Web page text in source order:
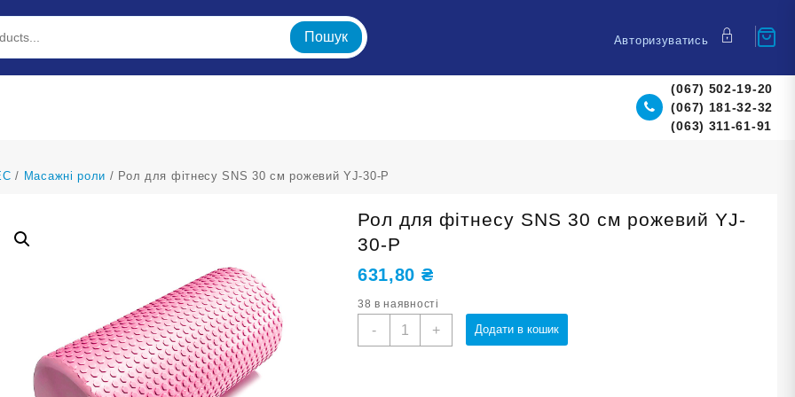
Пошук Авторизуватись
(067) 502-19-20
(067) 181-32-32
(063) 311-61-91
/ Масажні роли / Рол для фітнесу SNS 30 см рожевий YJ-30-Р
Рол для фітнесу SNS 30 см рожевий YJ-
30-Р
631,80 ₴
38 в наявності
-
Рол
+ Додати в кошик